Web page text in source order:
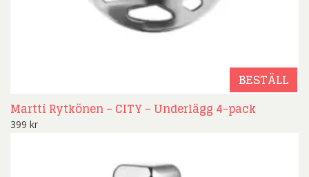
BESTÄLL
Martti Rytkönen – CITY – Underlägg 4-pack
399 kr